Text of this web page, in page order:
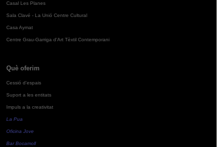
Casal Les Planes
Sala Clavé - La Unió Centre Cultural
Casa Aymat
Centre Grau-Garriga d'Art Tèxtil Contemporani
Què oferim
Cessió d'espais
Suport a les entitats
Impuls a la creativitat
La Pua
Oficina Jove
Bar Bocamoll